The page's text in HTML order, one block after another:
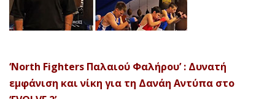
‘North Fighters Παλαιού Φαλήρου’ : Δυνατή
εμφάνιση και νίκη για τη Δανάη Αντύπα στο